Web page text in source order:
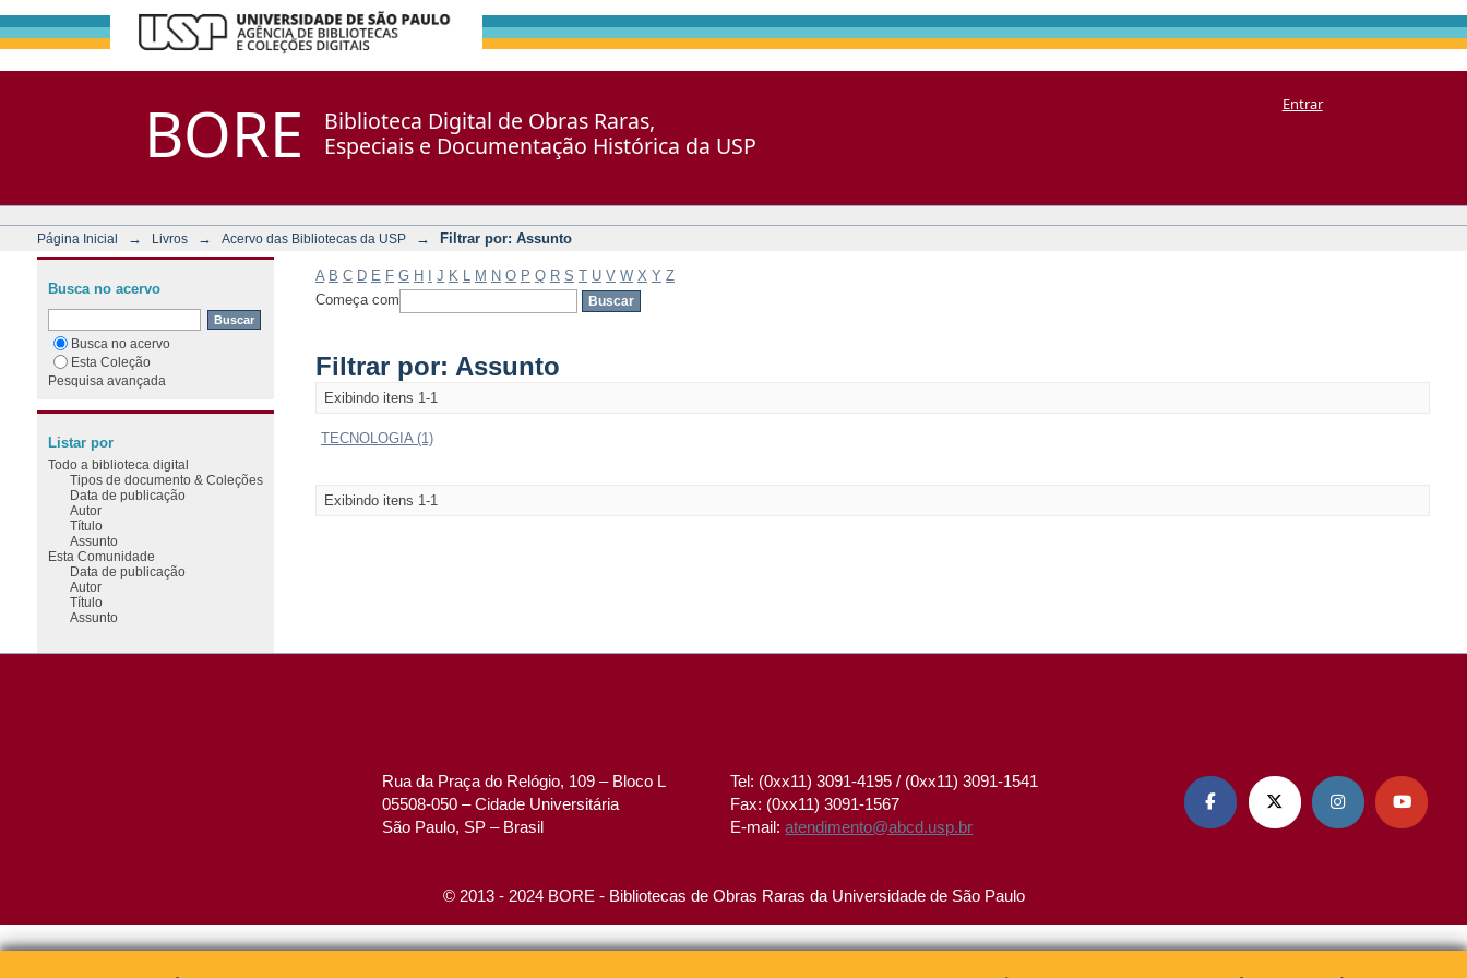
BORE
Biblioteca Digital de Obras Raras,
Especiais e Documentação Histórica da USP
Entrar
Página Inicial → Livros → Acervo das Bibliotecas da USP → Filtrar por: Assunto
A B C D E F G H J K M N O P Q R S T U V W X Y Z
Começa com
Filtrar por: Assunto
Exibindo itens 1-1
TECNOLOGIA (1)
Exibindo itens 1-1
Busca no acervo
Busca no acervo
Esta Coleção
Pesquisa avançada
Listar por
Todo a biblioteca digital
Tipos de documento & Coleções
Data de publicação
Autor
Título
Assunto
Esta Comunidade
Data de publicação
Autor
Título
Assunto
Rua da Praça do Relógio, 109 – Bloco L
05508-050 – Cidade Universitária
São Paulo, SP – Brasil
Tel: (0xx11) 3091-4195 / (0xx11) 3091-1541
Fax: (0xx11) 3091-1567
E-mail:atendimento@abcd.usp.br
   
© 2013 - 2024 BORE - Bibliotecas de Obras Raras da Universidade de São Paulo